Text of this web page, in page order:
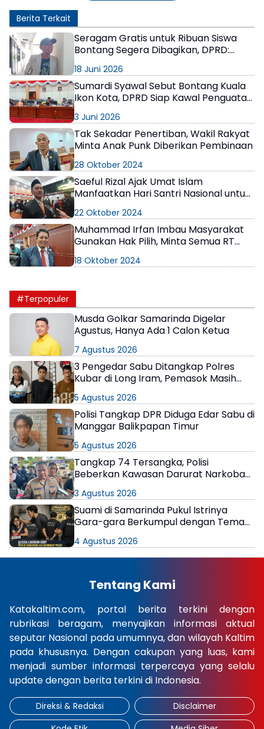
Berita Terkait
Seragam Gratis untuk Ribuan Siswa
Bontang Segera Dibagikan, DPRD:
Toko
18 Juni 2026
Sumardi Syawal Sebut Bontang Kuala
Ikon Kota, DPRD Siap Kawal Penguatan
3 Juni 2026
Tak Sekadar Penertiban, Wakil Rakyat
Minta Anak Punk Diberikan Pembinaan
28 Oktober 2024
Saeful Rizal Ajak Umat Islam
Manfaatkan Hari Santri Nasional untuk
Kemajuan Bangsa
22 Oktober 2024
Muhammad Irfan Imbau Masyarakat
Gunakan Hak Pilih, Minta Semua RT
18 Oktober 2024
#Terpopuler
Musda Golkar Samarinda Digelar
Agustus, Hanya Ada 1 Calon Ketua
7 Agustus 2026
3 Pengedar Sabu Ditangkap Polres
Kubar di Long Iram, Pemasok Masih
5 Agustus 2026
Polisi Tangkap DPR Diduga Edar Sabu di
Manggar Balikpapan Timur
5 Agustus 2026
Tangkap 74 Tersangka, Polisi
Beberkan Kawasan Darurat Narkoba
3 Agustus 2026
Suami di Samarinda Pukul Istrinya
Gara-gara Berkumpul dengan Teman
4 Agustus 2026
Tentang Kami
Katakaltim.com, portal berita terkini dengan
rubrikasi beragam, menyajikan informasi aktual
seputar Nasional pada umumnya, dan wilayah Kaltim
pada khususnya. Dengan cakupan yang luas, kami
menjadi sumber informasi terpercaya yang selalu
update dengan berita terkini di Indonesia.
Direksi & Redaksi
Disclaimer